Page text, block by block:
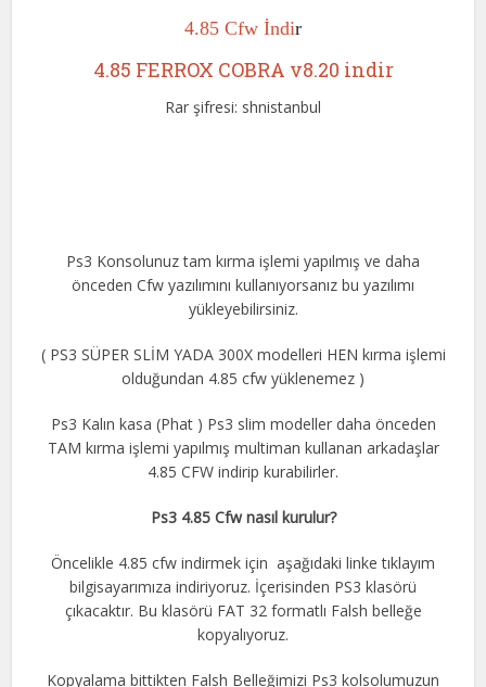
4.85 Cfw İndir
4.85 FERROX COBRA v8.20 indir
Rar şifresi: shnistanbul
Ps3 Konsolunuz tam kırma işlemi yapılmış ve daha
önceden Cfw yazılımını kullanıyorsanız bu yazılımı
yükleyebilirsiniz.
( PS3 SÜPER SLİM YADA 300X modelleri HEN kırma işlemi
olduğundan 4.85 cfw yüklenemez )
Ps3 Kalın kasa (Phat ) Ps3 slim modeller daha önceden
TAM kırma işlemi yapılmış multiman kullanan arkadaşlar
4.85 CFW indirip kurabilirler.
Ps3 4.85 Cfw nasıl kurulur?
Öncelikle 4.85 cfw indirmek için aşağıdaki linke tıklayım
bilgisayarımıza indiriyoruz. İçerisinden PS3 klasörü
çıkacaktır. Bu klasörü FAT 32 formatlı Falsh belleğe
kopyalıyoruz.
Kopyalama bittikten Falsh Belleğimizi Ps3 kolsolumuzun